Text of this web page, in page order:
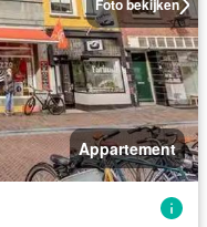
Foto bekijken
Appartement